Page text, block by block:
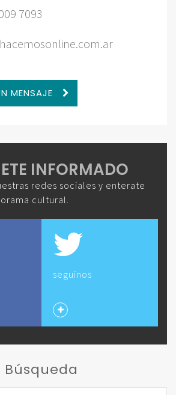
7093
MENSAJE
INFORMADO
redes sociales y enterate
cultural.
seguinos
Búsqueda